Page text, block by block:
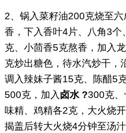
2、锅入菜籽油200克烧至
香，下入香叶4片、八角3个
克、小茴香5克熬香，加入
克炒出糖色，待水汽炒干，
调入辣妹子酱15克、陈醋5
500克，加入卤水 ?300克、
味精、鸡精各2克，大火烧
揭盖后转大火烧4分钟至汤